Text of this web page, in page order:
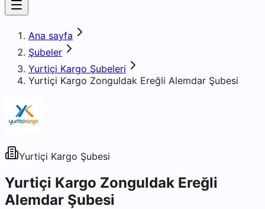
Ana sayfa
Şubeler
Yurtiçi Kargo Şubeleri
Yurtiçi Kargo Zonguldak Ereğli Alemdar Şubesi
Yurtiçi Kargo Şubesi
Yurtiçi Kargo Zonguldak Ereğli
Alemdar Şubesi